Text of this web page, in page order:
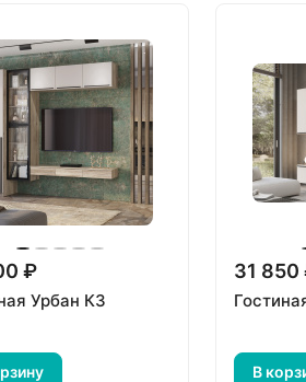
₽
Урбан К3
31 850
В